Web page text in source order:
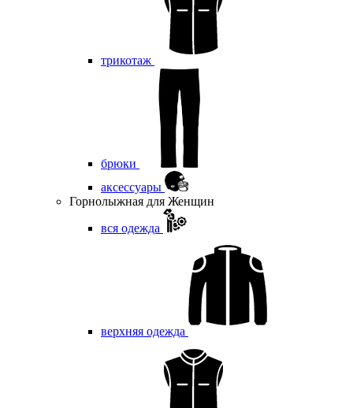
трикотаж
брюки
аксессуары
Горнолыжная для Женщин
вся одежда
верхняя одежда